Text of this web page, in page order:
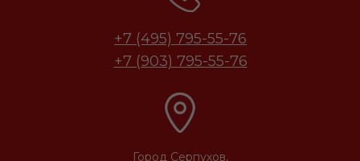
Город Серпухов,
+7 (495) 795-55-76
+7 (903) 795-55-76